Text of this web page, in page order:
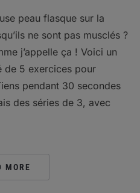
peau flasque sur la
ne sont pas musclés ?
j’appelle ça ! Voici un
de 5 exercices pour
pendant 30 secondes
des séries de 3, avec
MORE